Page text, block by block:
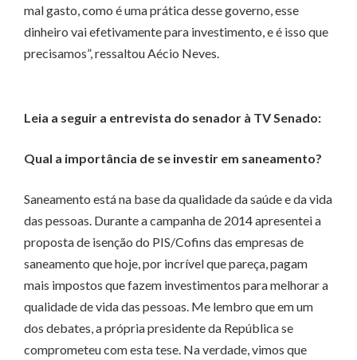
mal gasto, como é uma prática desse governo, esse
dinheiro vai efetivamente para investimento, e é isso que
precisamos”, ressaltou Aécio Neves.
Leia a seguir a entrevista do senador à TV Senado:
Qual a importância de se investir em saneamento?
Saneamento está na base da qualidade da saúde e da vida
das pessoas. Durante a campanha de 2014 apresentei a
proposta de isenção do PIS/Cofins das empresas de
saneamento que hoje, por incrível que pareça, pagam
mais impostos que fazem investimentos para melhorar a
qualidade de vida das pessoas. Me lembro que em um
dos debates, a própria presidente da República se
comprometeu com esta tese. Na verdade, vimos que